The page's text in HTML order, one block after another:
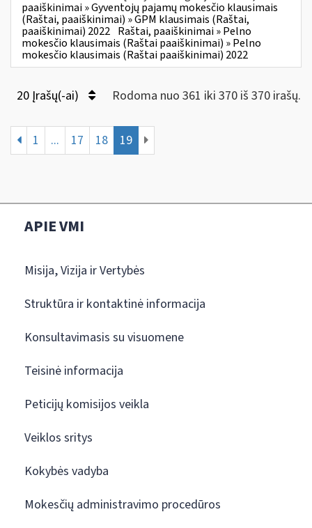
paaiškinimai » Gyventojų pajamų mokesčio klausimais
(Raštai, paaiškinimai) » GPM klausimais (Raštai,
paaiškinimai) 2022 Raštai, paaiškinimai » Pelno
mokesčio klausimais (Raštai paaiškinimai) » Pelno
mokesčio klausimais (Raštai paaiškinimai) 2022
20 Įrašų(-ai) Rodoma nuo 361 iki 370 iš 370 irašų.
1 ... 17 18 19
APIE VMI
Misija, Vizija ir Vertybės
Struktūra ir kontaktinė informacija
Konsultavimasis su visuomene
Teisinė informacija
Peticijų komisijos veikla
Veiklos sritys
Kokybės vadyba
Mokesčių administravimo procedūros